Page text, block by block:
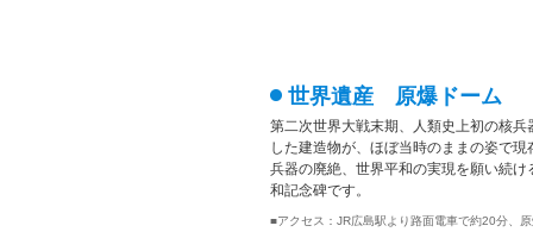
世界遺産 原爆ドーム
第二次世界大戦末期、人類史上初の核兵
した建造物が、ほぼ当時のままの姿で現
兵器の廃絶、世界平和の実現を願い続け
和記念碑です。
■アクセス：JR広島駅より路面電車で約20分、